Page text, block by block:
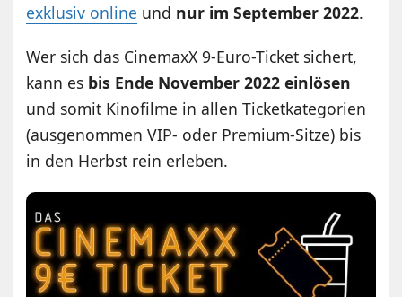
exklusiv online und nur im September 2022.
Wer sich das CinemaxX 9-Euro-Ticket sichert,
kann es bis Ende November 2022 einlösen
und somit Kinofilme in allen Ticketkategorien
(ausgenommen VIP- oder Premium-Sitze) bis
in den Herbst rein erleben.